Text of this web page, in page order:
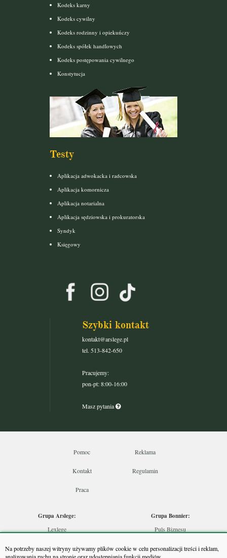
Na potrzeby naszej witryny używamy plików cookie w celu personalizacji treści i reklam,
Kodeks karny
Kodeks cywilny
Kodeks rodzinny i opiekuńczy
Kodeks spółek handlowych
Kodeks postępowania cywilnego
Konstytucja
Testy
Aplikacja adwokacka i radcowska
Aplikacja komornicza
Aplikacja notarialna
Aplikacja sędziowska i prokuratorska
Syndyk
Księgowy
Szybki kontakt
kontakt@arslege.pl
tel. 513-842-650
Pracujemy:
pon-pt: 8:00-16:00
Masz pytania
Pomoc Reklama
Kontakt Regulamin
Praca
Grupa Arslege:
Lexlege
Skarbowcy
Grupa Bonnier:
Puls Biznesu
Puls Medycyny